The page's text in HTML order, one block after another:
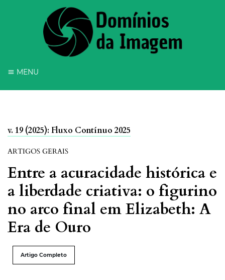
MENU
v. 19 (2025): Fluxo Contínuo 2025
ARTIGOS GERAIS
Entre a acuracidade histórica e
a liberdade criativa: o figurino
no arco final em Elizabeth: A
Era de Ouro
Artigo Completo